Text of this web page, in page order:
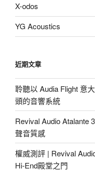
X-odos
YG Acoustics
近期文章
聆聽以 Audia Flight 意
頭的音響系統
Revival Audio Atalante
聲音質感
權威測評 | Revival
Hi-End殿堂之門